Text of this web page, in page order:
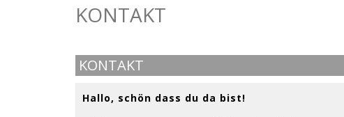
KONTAKT
KONTAKT
Hallo, schön dass du da bist!